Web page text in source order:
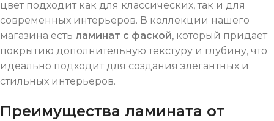
цвет подходит как для классических, так и для
современных интерьеров. В коллекции нашего
магазина есть ламинат с фаской, который придает
покрытию дополнительную текстуру и глубину, что
идеально подходит для создания элегантных и
стильных интерьеров.
Преимущества ламината от